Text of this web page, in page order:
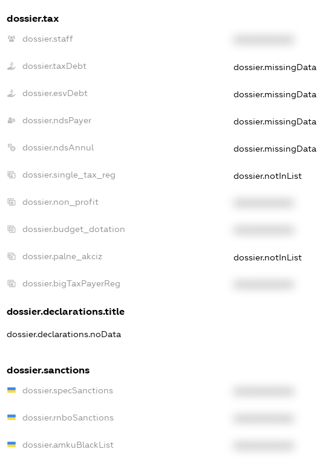
dossier.tax
dossier.staff
dossier.taxDebt dossier.missingData
dossier.esvDebt dossier.missingData
dossier.ndsPayer dossier.missingData
dossier.ndsAnnul dossier.missingData
dossier.single_tax_reg dossier.notInList
dossier.non_profit
dossier.budget_dotation
dossier.palne_akciz dossier.notInList
dossier.bigTaxPayerReg
dossier.declarations.title
dossier.declarations.noData
dossier.sanctions
dossier.specSanctions
dossier.rnboSanctions
dossier.amkuBlackList